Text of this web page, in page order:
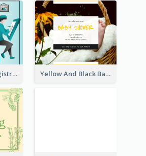
Art Jamming Registration Facebook Post Yellow And Black Baby Shower Facebook Post